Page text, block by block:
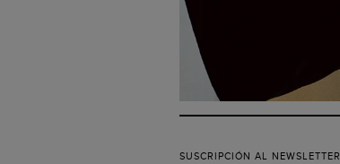
SUSCRIPCIÓN AL NEWSLETTER